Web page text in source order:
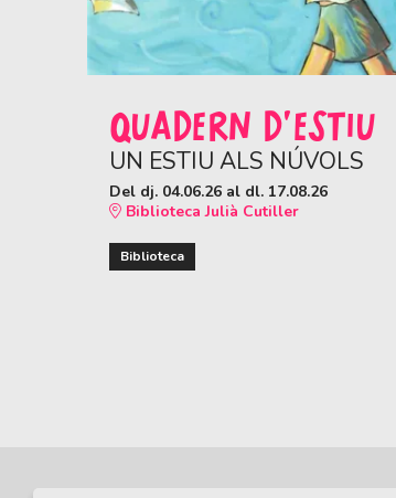
QUADERN D'ESTIU
UN ESTIU ALS NÚVOLS
Del dj. 04.06.26 al dl. 17.08.26
Biblioteca Julià Cutiller
Biblioteca